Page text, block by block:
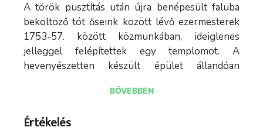
A török pusztítás után újra benépesült faluba
beköltöző tót őseink között lévő ezermesterek
1753-57. között közmunkában, ideiglenes
jelleggel felépítettek egy templomot. A
hevenyészetten készült épület állandóan
Az állandósult javítási gondok áthúzódtak a XIX.
követő évtized első felére is. Az 1892-93-ban
BŐVEBBEN
Értékelés